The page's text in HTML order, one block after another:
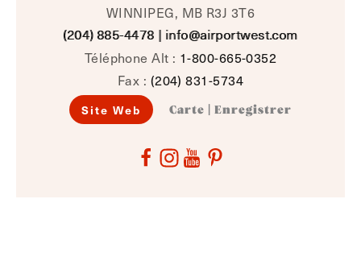
WINNIPEG, MB R3J 3T6
(204) 885-4478 | info@airportwest.com
Téléphone Alt : 1-800-665-0352
Fax : (204) 831-5734
Site Web Carte Enregistrer